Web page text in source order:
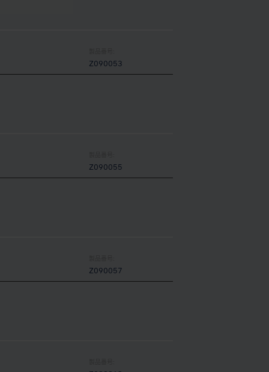
Z090053
Z090055
Z090057